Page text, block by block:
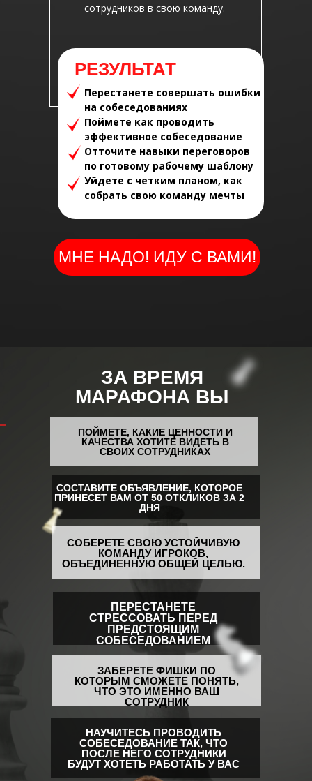
сотрудников
МНЕ НАДО! ИДУ С ВАМИ!
сотрудников в свою команду.
ZOOM-
С ОТРАБОТКОЙ
РЕЗУЛЬТАТ
Перестанете совершать ошибки
на собеседованиях
Поймете как проводить
эффективное собеседование
Отточите навыки переговоров
по готовому рабочему шаблону
Уйдете с четким планом, как
собрать свою команду мечты
ЗА ВРЕМЯ
МАРАФОНА ВЫ
ПОЙМЕТЕ, КАКИЕ ЦЕННОСТИ И
КАЧЕСТВА ХОТИТЕ ВИДЕТЬ В
СВОИХ СОТРУДНИКАХ
СОСТАВИТЕ ОБЪЯВЛЕНИЕ, КОТОРОЕ
ПРИНЕСЕТ ВАМ ОТ 50 ОТКЛИКОВ ЗА 2
ДНЯ
ЗАБЕРЕТЕ ФИШКИ ПО
КОТОРЫМ СМОЖЕТЕ ПОНЯТЬ,
ЧТО ЭТО ИМЕННО ВАШ
СОТРУДНИК
ПЕРЕСТАНЕТЕ
СТРЕССОВАТЬ ПЕРЕД
ПРЕДСТОЯЩИМ
СОБЕСЕДОВАНИЕМ
НАУЧИТЕСЬ ПРОВОДИТЬ
СОБЕСЕДОВАНИЕ ТАК, ЧТО
ПОСЛЕ НЕГО СОТРУДНИКИ
БУДУТ ХОТЕТЬ РАБОТАТЬ У ВАС
СОБЕРЕТЕ СВОЮ УСТОЙЧИВУЮ
КОМАНДУ ИГРОКОВ,
ОБЪЕДИНЕННУЮ ОБЩЕЙ ЦЕЛЬЮ.